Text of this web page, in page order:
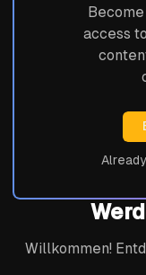
access
Willkommen!